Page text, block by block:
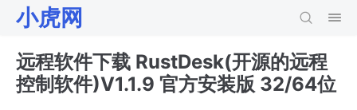
小虎网
远程软件下载 RustDesk(开源的远程
控制软件)V1.1.9 官方安装版 32/64位